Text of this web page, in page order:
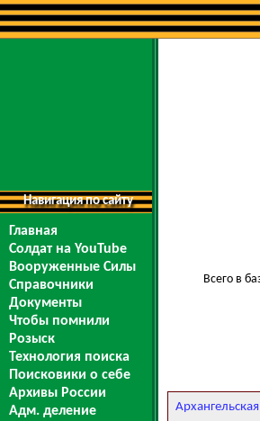
Навигация по сайту
Главная
Солдат на YouTube
Вооруженные Силы
Справочники
Документы
Чтобы помнили
Розыск
Технология поиска
Поисковики о себе
Архивы России
Адм. деление
Всего в